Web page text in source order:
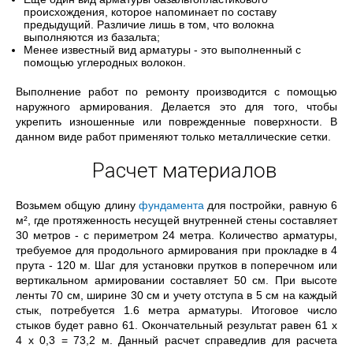
происхождения, которое напоминает по составу
предыдущий. Различие лишь в том, что волокна
выполняются из базальта;
Менее известный вид арматуры - это выполненный с
помощью углеродных волокон.
Выполнение работ по ремонту производится с помощью
наружного армирования. Делается это для того, чтобы
укрепить изношенные или поврежденные поверхности. В
данном виде работ применяют только металлические сетки.
Расчет материалов
Возьмем общую длину фундамента для постройки, равную 6
м², где протяженность несущей внутренней стены составляет
30 метров - с периметром 24 метра. Количество арматуры,
требуемое для продольного армирования при прокладке в 4
прута - 120 м. Шаг для установки прутков в поперечном или
вертикальном армировании составляет 50 см. При высоте
ленты 70 см, ширине 30 см и учету отступа в 5 см на каждый
стык, потребуется 1.6 метра арматуры. Итоговое число
стыков будет равно 61. Окончательный результат равен 61 х
4 х 0,3 = 73,2 м. Данный расчет справедлив для расчета